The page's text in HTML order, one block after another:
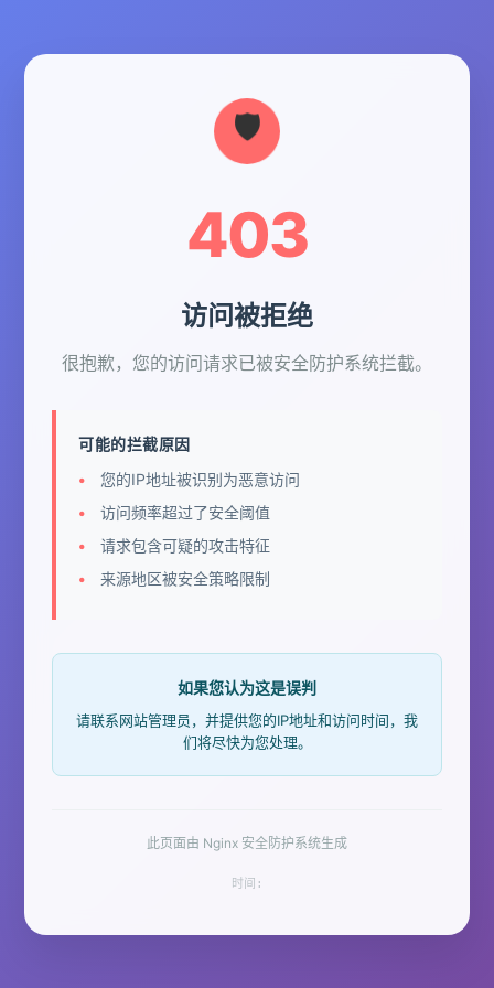
403
访问被拒绝
很抱歉，您的访问请求已被安全防护系统拦截。
可能的拦截原因
您的IP地址被识别为恶意访问
访问频率超过了安全阈值
请求包含可疑的攻击特征
来源地区被安全策略限制
如果您认为这是误判
请联系网站管理员，并提供您的IP地址和访问时间，我
们将尽快为您处理。
此页面由 Nginx 安全防护系统生成
时间: